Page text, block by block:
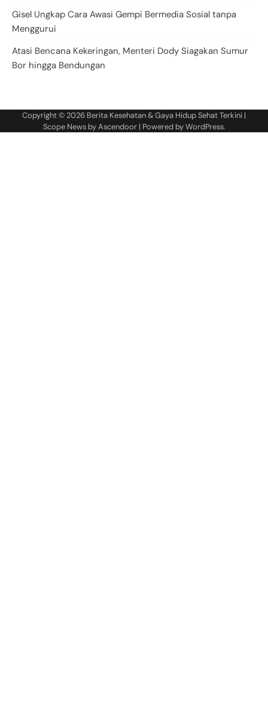
Gisel Ungkap Cara Awasi Gempi Bermedia Sosial tanpa
Menggurui
Atasi Bencana Kekeringan, Menteri Dody Siagakan Sumur
Bor hingga Bendungan
Copyright © 2026 Berita Kesehatan & Gaya Hidup Sehat Terkini |
Scope News byAscendoor| Powered byWordPress.